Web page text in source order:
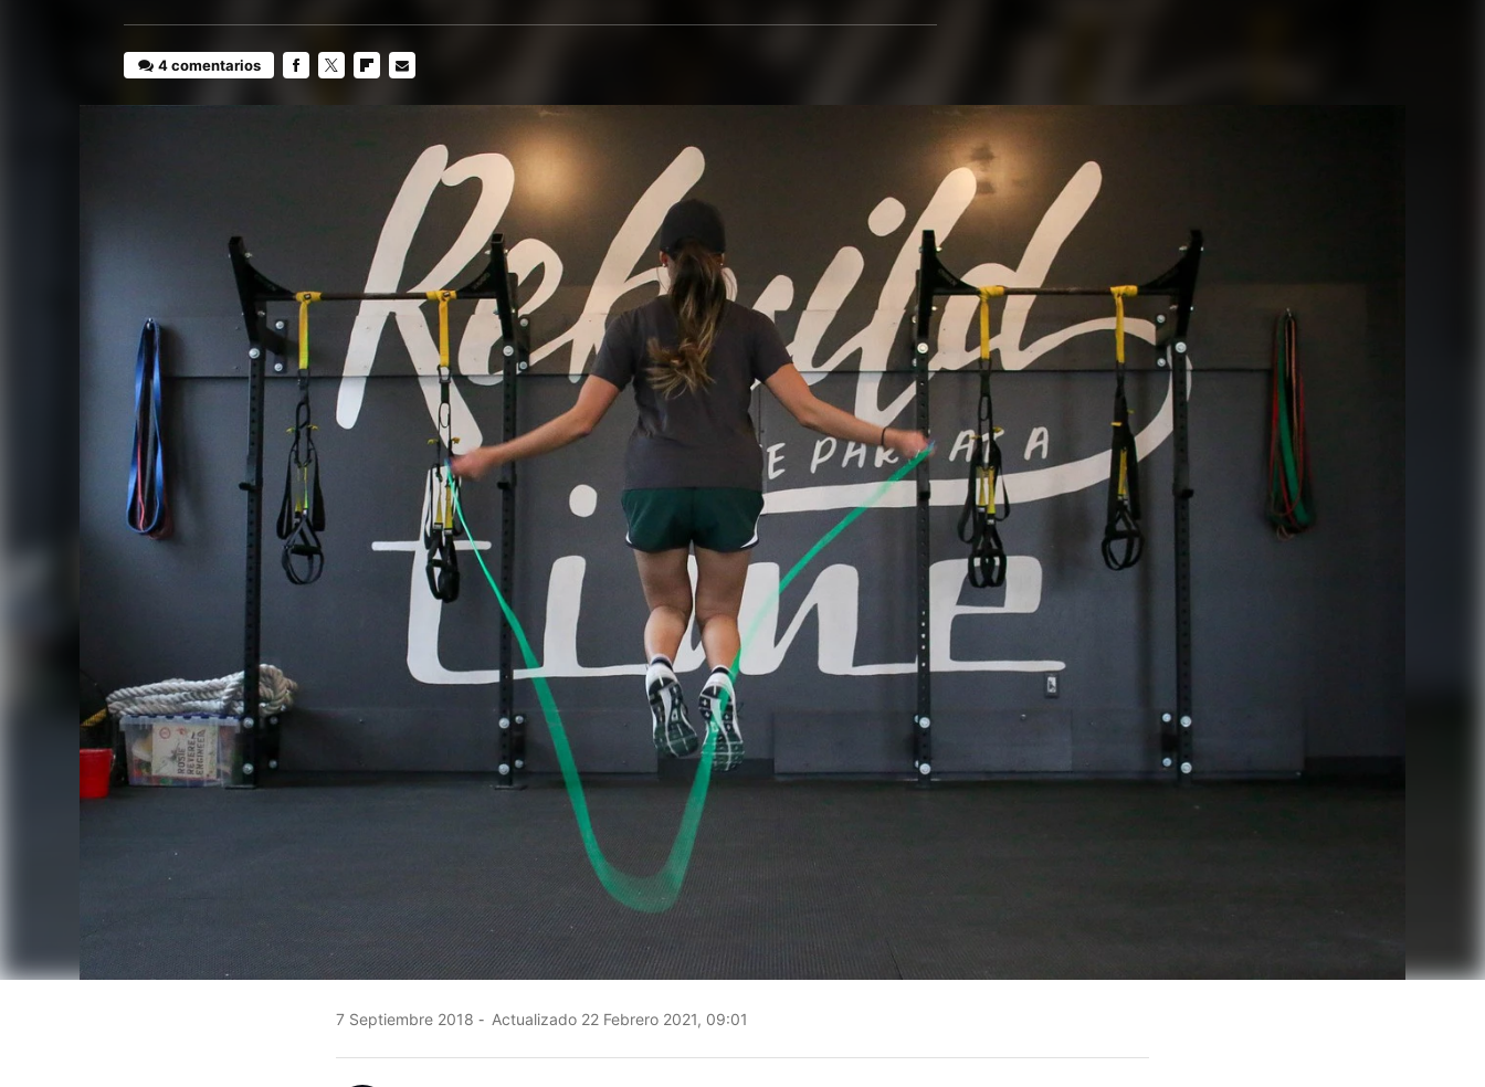
4 comentarios
7 Septiembre 2018 Actualizado 22 Febrero 2021, 09:01